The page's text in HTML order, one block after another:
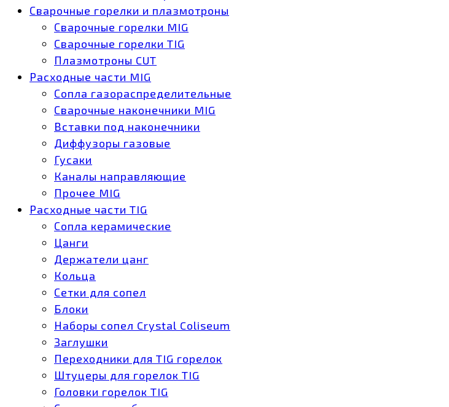
Сварочные горелки и плазмотроны
Сварочные горелки MIG
Сварочные горелки TIG
Плазмотроны CUT
Расходные части MIG
Сопла газораспределительные
Сварочные наконечники MIG
Вставки под наконечники
Диффузоры газовые
Гусаки
Каналы направляющие
Прочее MIG
Расходные части TIG
Сопла керамические
Цанги
Держатели цанг
Кольца
Сетки для сопел
Блоки
Наборы сопел Crystal Coliseum
Заглушки
Переходники для TIG горелок
Штуцеры для горелок TIG
Головки горелок TIG